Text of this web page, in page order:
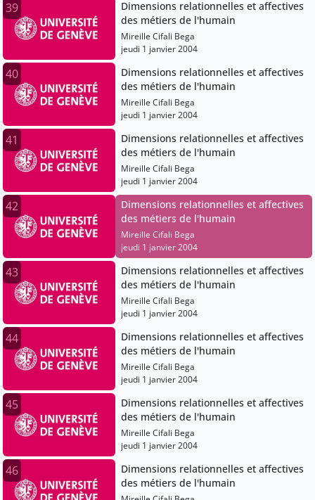
39
Dimensions relationnelles et affectives
des métiers de l'humain
Mireille Cifali Bega
jeudi 1 janvier 2004
40
Dimensions relationnelles et affectives
des métiers de l'humain
Mireille Cifali Bega
jeudi 1 janvier 2004
41
Dimensions relationnelles et affectives
des métiers de l'humain
Mireille Cifali Bega
jeudi 1 janvier 2004
42
Dimensions relationnelles et affectives
des métiers de l'humain
Mireille Cifali Bega
jeudi 1 janvier 2004
43
Dimensions relationnelles et affectives
des métiers de l'humain
Mireille Cifali Bega
jeudi 1 janvier 2004
44
Dimensions relationnelles et affectives
des métiers de l'humain
Mireille Cifali Bega
jeudi 1 janvier 2004
45
Dimensions relationnelles et affectives
des métiers de l'humain
Mireille Cifali Bega
jeudi 1 janvier 2004
46
Dimensions relationnelles et affectives
des métiers de l'humain